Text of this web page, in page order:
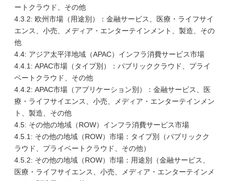
ートクラウド、その他
4.3.2: 欧州市場（用途別）：金融サービス、医療・ライフサイ
エンス、小売、メディア・エンターテインメント、製造、その
他
4.4: アジア太平洋地域（APAC）インフラ消費サービス市場
4.4.1: APAC市場（タイプ別）：パブリッククラウド、プライ
ベートクラウド、その他
4.4.2: APAC市場（アプリケーション別）：金融サービス、医
療・ライフサイエンス、小売、メディア・エンターテインメン
ト、製造、その他
4.5: その他の地域（ROW）インフラ消費サービス市場
4.5.1: その他の地域（ROW）市場：タイプ別（パブリックク
ラウド、プライベートクラウド、その他）
4.5.2: その他の地域（ROW）市場：用途別（金融サービス、
医療・ライフサイエンス、小売、メディア・エンターテインメ